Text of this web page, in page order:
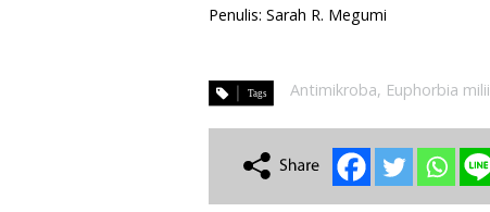
Penulis: Sarah R. Megumi
Antimikroba, Euphorbia milii